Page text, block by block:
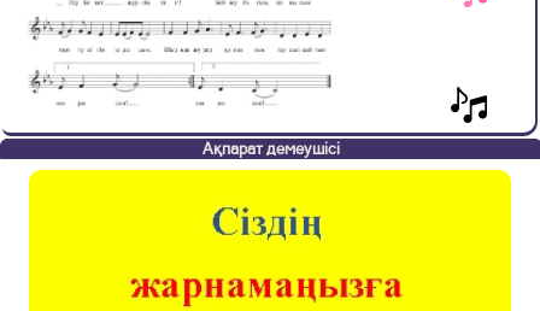
Ақпарат демеушісі